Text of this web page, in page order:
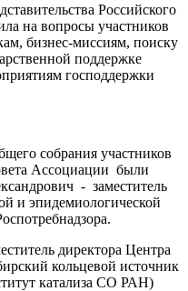
Российского
на вопросы участников
бизнес-миссиям, поиску
поддержке
господдержки
собрания участников
Ассоциации были
- заместитель
и эпидемиологической
директора Центра
кольцевой источник
катализа СО РАН)